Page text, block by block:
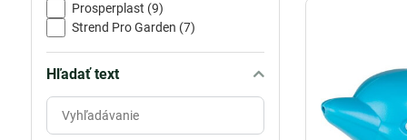
Prosperplast (9)
Strend Pro Garden (7)
Hľadať text
Prehľadať
výsledky